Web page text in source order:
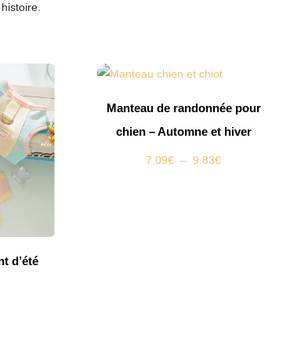
d’été
Manteau de randonnée pour
chien – Automne et hiver
7.09€ – 9.83€Plage